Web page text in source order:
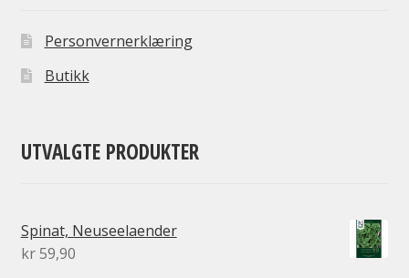
Personvernerklæring
Butikk
UTVALGTE PRODUKTER
Spinat, Neuseelaender
kr59,90